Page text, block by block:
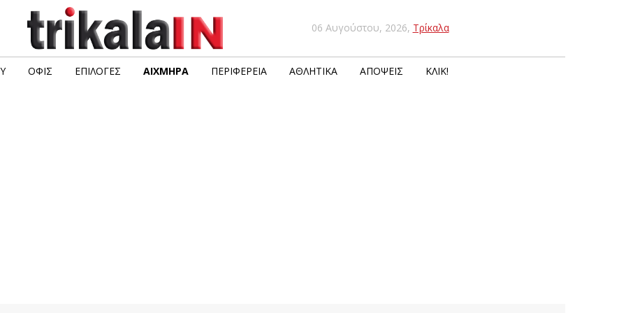
06 Αυγούστου, 2026, Τρίκαλα
ΟΦΙΣ ΕΠΙΛΟΓΈΣ ΑΙΧΜΗΡΆ ΠΕΡΙΦΈΡΕΙΑ ΑΘΛΗΤΙΚΆ ΑΠΌΨΕΙΣ ΚΛΙΚ!